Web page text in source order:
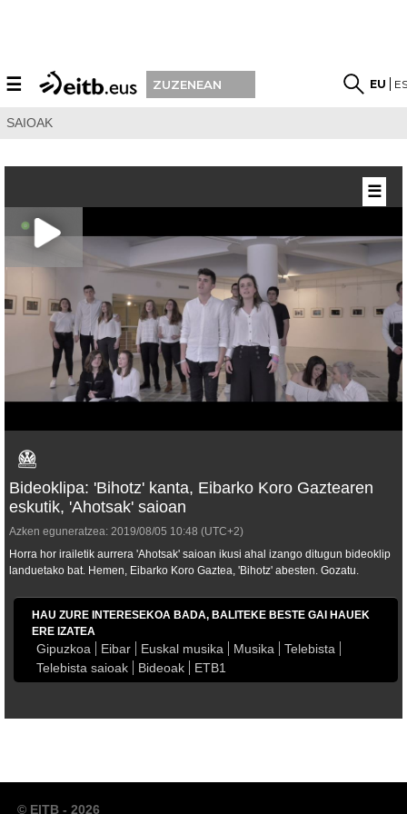
☰ ZUZENEAN EU
SAIOAK
Bideoklipa: 'Bihotz' kanta, Eibarko Koro Gaztearen
eskutik, 'Ahotsak' saioan
Azken eguneratzea: 2019/08/05 10:48 (UTC+2)
Horra hor irailetik aurrera 'Ahotsak' saioan ikusi ahal izango ditugun bideoklip
landuetako bat. Hemen, Eibarko Koro Gaztea, 'Bihotz' abesten. Gozatu.
HAU ZURE INTERESEKOA BADA, BALITEKE BESTE GAI HAUEK
ERE IZATEA
Gipuzkoa Eibar Euskal musika Musika
Telebista
Telebista saioak
Bideoak ETB1
☰
© EITB - 2026